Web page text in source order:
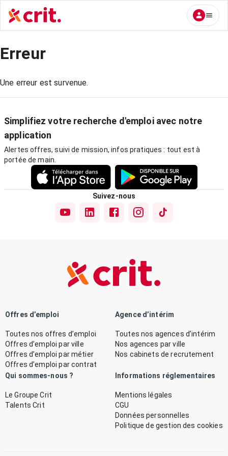
Erreur
Une erreur est survenue.
Simplifiez votre recherche d'emploi avec notre
application
Alertes offres, suivi de mission, infos pratiques : tout est à
portée de main.
Suivez-nous
Offres d’emploi
Toutes nos offres d’emploi
Offres d’emploi par ville
Offres d’emploi par métier
Offres d’emploi par contrat
Agence d’intérim
Toutes nos agences d’intérim
Nos agences par ville
Nos cabinets de recrutement
Qui sommes-nous ?
Le Groupe Crit
Talents Crit
Informations réglementaires
Mentions légales
CGU
Données personnelles
Politique de gestion des cookies